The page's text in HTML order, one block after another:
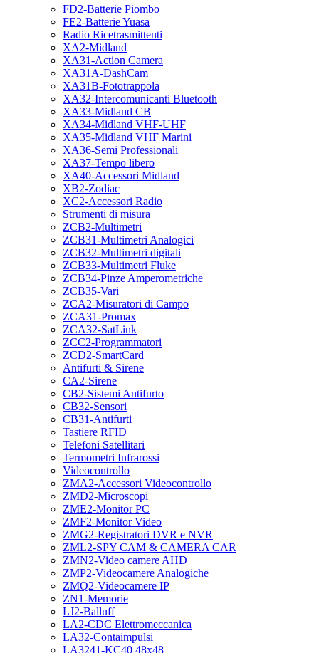
FD2-Batterie Piombo
FE2-Batterie Yuasa
Radio Ricetrasmittenti
XA2-Midland
XA31-Action Camera
XA31A-DashCam
XA31B-Fototrappola
XA32-Intercomunicanti Bluetooth
XA33-Midland CB
XA34-Midland VHF-UHF
XA35-Midland VHF Marini
XA36-Semi Professionali
XA37-Tempo libero
XA40-Accessori Midland
XB2-Zodiac
XC2-Accessori Radio
Strumenti di misura
ZCB2-Multimetri
ZCB31-Multimetri Analogici
ZCB32-Multimetri digitali
ZCB33-Multimetri Fluke
ZCB34-Pinze Amperometriche
ZCB35-Vari
ZCA2-Misuratori di Campo
ZCA31-Promax
ZCA32-SatLink
ZCC2-Programmatori
ZCD2-SmartCard
Antifurti & Sirene
CA2-Sirene
CB2-Sistemi Antifurto
CB32-Sensori
CB31-Antifurti
Tastiere RFID
Telefoni Satellitari
Termometri Infrarossi
Videocontrollo
ZMA2-Accessori Videocontrollo
ZMD2-Microscopi
ZME2-Monitor PC
ZMF2-Monitor Video
ZMG2-Registratori DVR e NVR
ZML2-SPY CAM & CAMERA CAR
ZMN2-Video camere AHD
ZMP2-Videocamere Analogiche
ZMQ2-Videocamere IP
ZN1-Memorie
LJ2-Balluff
LA2-CDC Elettromeccanica
LA32-Contaimpulsi
LA3241-KC40 48x48